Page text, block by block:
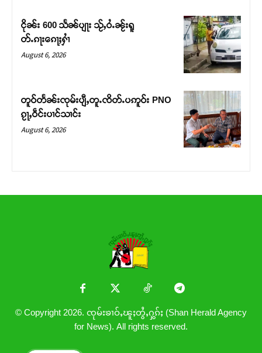
တႃႇႁႂ်ႈသဵင်ၵၢင်ၸႂ်ၵူၼ်းမိူင်း ၵူႈတီႈၵူႈလႅၼ်ပေႃးတေၸွ
တ်ႇ တူဝ်ႈလုမ်ႈၾႃႉၼၼ်ႉ ၶဝ်ႈႁူမ်ႈၵမ်ႉထႅမ် ၸုမ်းၶၢ
ဝ်ႇၽူႈတွႆႇႁွၵ်ႈ လႆႈယူႇၶႃႈဢေႃႈ။
ငိုၼ်း 600 သႅၼ်ပျႃး သႂ်ႇဝႆႉၼႂ်းရူ
တ်ႉၵႃးၵေႃႈႁၢႆ
August 6, 2026
တူဝ်တႅၼ်းၸုမ်းပျီႇတူႉၸိတ်ႉပဢူဝ်း PNO
ၵႂႃႇဝဵင်းပၢင်သၢင်း
August 6, 2026
© Copyright 2026. ၸုမ်းၶၢဝ်ႇၽူႈတွႆႇႁွၵ်ႈ (Shan Herald Agency
for News). All rights reserved.